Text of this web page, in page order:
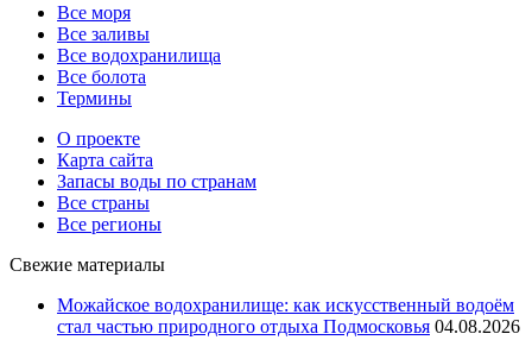
Все моря
Все заливы
Все водохранилища
Все болота
Термины
О проекте
Карта сайта
Запасы воды по странам
Все страны
Все регионы
Свежие материалы
Можайское водохранилище: как искусственный водоём
стал частью природного отдыха Подмосковья 04.08.2026